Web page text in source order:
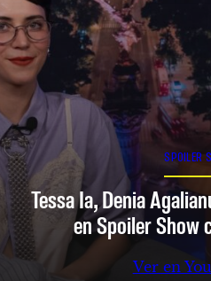
SPOILER
Tessa Ia, Denia
en Spoiler Show
Ver en